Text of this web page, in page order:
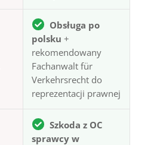
Obsługa po
polsku +
rekomendowany
Fachanwalt für
Verkehrsrecht do
reprezentacji prawnej
Szkoda z OC
sprawcy w